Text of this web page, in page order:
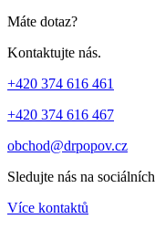
Máte dotaz?
Kontaktujte nás.
+420 374 616 461
+420 374 616 467
obchod@drpopov.cz
Sledujte nás na
Více kontaktů